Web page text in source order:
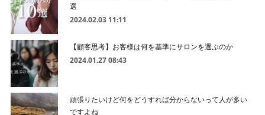
選
2024.02.03 11:11
【顧客思考】お客様は何を基準にサロンを選ぶのか
2024.01.27 08:43
頑張りたいけど何をどうすれば分からないって人が多い
ですよね